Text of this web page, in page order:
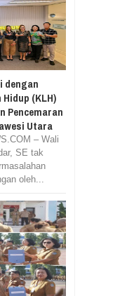
dengan
(KLH)
Pencemaran
Utara
– Wali
SE tak
oleh...